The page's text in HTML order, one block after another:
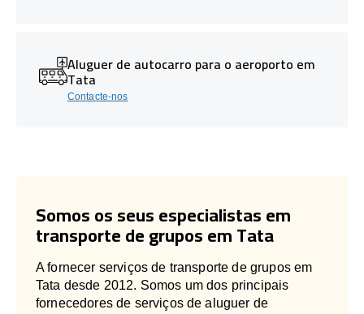
Aluguer de autocarro para o aeroporto em
Tata
Contacte-nos
Somos os seus especialistas em
transporte de grupos em Tata
A fornecer serviços de transporte de grupos em
Tata desde 2012. Somos um dos principais
fornecedores de serviços de aluguer de